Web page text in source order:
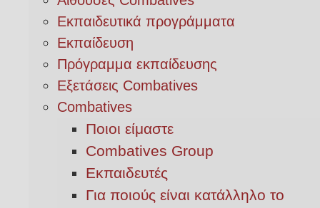
Εκπαιδευτικά προγράμματα
Εκπαίδευση
Πρόγραμμα εκπαίδευσης
Εξετάσεις Combatives
Combatives
Ποιοι είμαστε
Combatives Group
Εκπαιδευτές
Για ποιούς είναι κατάλληλο το